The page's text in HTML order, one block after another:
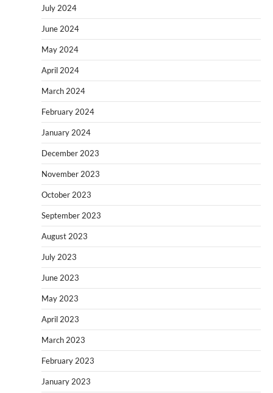
July 2024
June 2024
May 2024
April 2024
March 2024
February 2024
January 2024
December 2023
November 2023
October 2023
September 2023
August 2023
July 2023
June 2023
May 2023
April 2023
March 2023
February 2023
January 2023